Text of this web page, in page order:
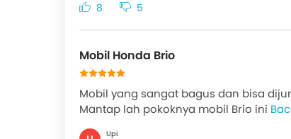
8 5
Mobil Honda Brio
Mobil yang sangat bagus dan bisa
Mantap lah pokoknya mobil Brio ini
Upi